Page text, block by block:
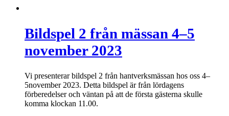
Bildspel 2 från mässan 4–5
november 2023
Vi presenterar bildspel 2 från hantverksmässan hos oss 4–
5november 2023. Detta bildspel är från lördagens
förberedelser och väntan på att de första gästerna skulle
komma klockan 11.00.